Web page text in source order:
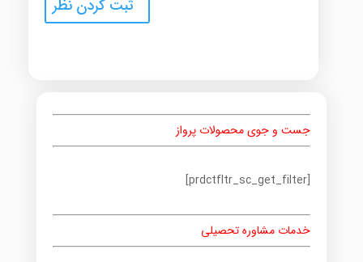
جست و جوی محصولات پرواز
[prdctfltr_sc_get_filter]
خدمات مشاوره تحصیلی